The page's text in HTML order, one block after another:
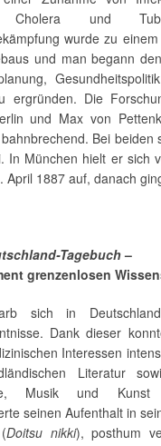
Cholera und
wurde zu
und man begann
ergründen. Die
und Max von
Bei beiden
In München hielt er sich
April 1887 auf, danach
Tagebuch–
grenzenlosen
sich in Deutschland
Dank dieser
Interessen
Literatur
Musik und Kunst
seinen Aufenthalt in
(Doitsu nikki), posthum